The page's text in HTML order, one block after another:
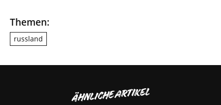
Themen:
russland
ÄHNLICHE ARTIKEL